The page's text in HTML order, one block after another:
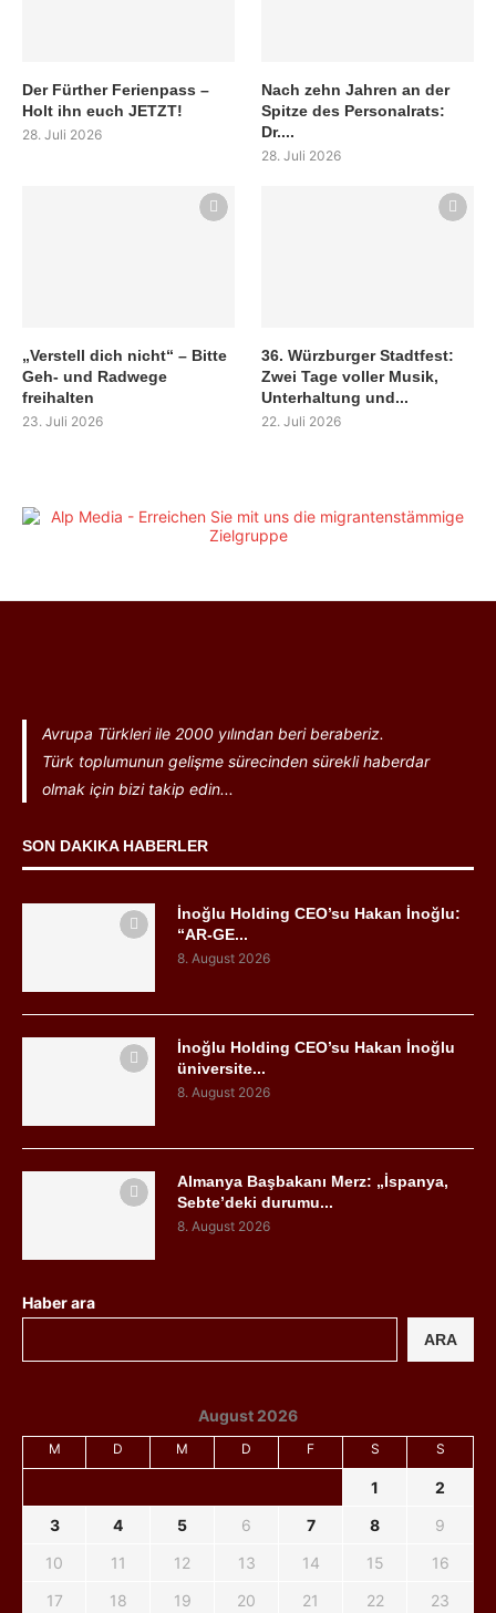
Der Fürther Ferienpass –
Holt ihn euch JETZT!
28. Juli 2026
Nach zehn Jahren an der
Spitze des Personalrats:
Dr....
28. Juli 2026
„Verstell dich nicht“ – Bitte
Geh- und Radwege
freihalten
23. Juli 2026
36. Würzburger Stadtfest:
Zwei Tage voller Musik,
Unterhaltung und...
22. Juli 2026
Avrupa Türkleri ile 2000 yılından beri beraberiz.
Türk toplumunun gelişme sürecinden sürekli haberdar
olmak için bizi takip edin...
SON DAKIKA HABERLER
İnoğlu Holding CEO’su Hakan İnoğlu:
“AR-GE...
8. August 2026
İnoğlu Holding CEO’su Hakan İnoğlu
üniversite...
8. August 2026
Almanya Başbakanı Merz: „İspanya,
Sebte’deki durumu...
8. August 2026
Haber ara
ARA
August 2026
M D M D F S S
1
2
3
4 5 6 7 8
9
10
11 12 13 14 15
16
17
18 19 20 21 22 23